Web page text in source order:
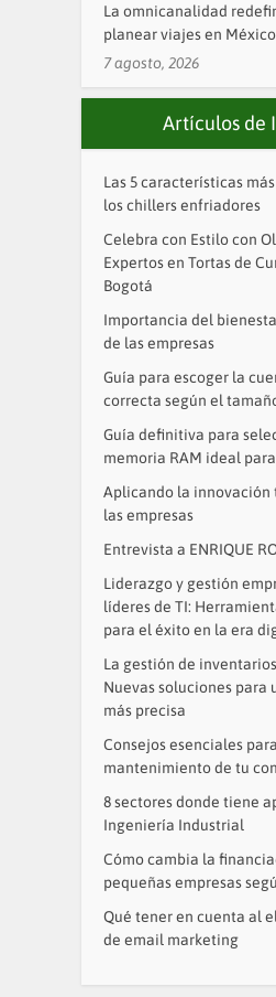
La omnicanalidad
planear viajes en México
7 agosto, 2026
Artículos de
Las 5 características
los chillers enfriadores
Celebra con Estilo con
Expertos en Tortas de
Bogotá
Importancia del
de las empresas
Guía para escoger la
correcta según el
Guía definitiva para
memoria RAM ideal para
Aplicando la innovación
las empresas
Entrevista a ENRIQUE
Liderazgo y gestión
líderes de TI:
para el éxito en la era
La gestión de
Nuevas soluciones para
más precisa
Consejos esenciales
mantenimiento de tu
8 sectores donde tiene
Ingeniería Industrial
Cómo cambia la
pequeñas empresas
Qué tener en cuenta al
de email marketing